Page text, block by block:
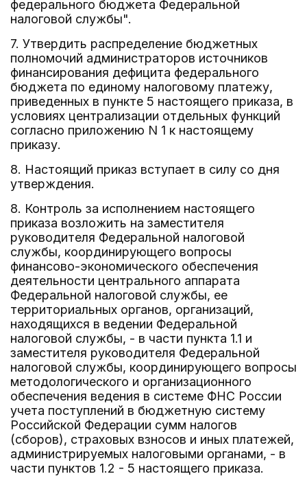
федерального бюджета Федеральной
налоговой службы".
7. Утвердить распределение бюджетных
полномочий администраторов источников
финансирования дефицита федерального
бюджета по единому налоговому платежу,
приведенных в пункте 5 настоящего приказа, в
условиях централизации отдельных функций
согласно приложению N 1 к настоящему
приказу.
8. Настоящий приказ вступает в силу со дня
утверждения.
8. Контроль за исполнением настоящего
приказа возложить на заместителя
руководителя Федеральной налоговой
службы, координирующего вопросы
финансово-экономического обеспечения
деятельности центрального аппарата
Федеральной налоговой службы, ее
территориальных органов, организаций,
находящихся в ведении Федеральной
налоговой службы, - в части пункта 1.1 и
заместителя руководителя Федеральной
налоговой службы, координирующего вопросы
методологического и организационного
обеспечения ведения в системе ФНС России
учета поступлений в бюджетную систему
Российской Федерации сумм налогов
(сборов), страховых взносов и иных платежей,
администрируемых налоговыми органами, - в
части пунктов 1.2 - 5 настоящего приказа.